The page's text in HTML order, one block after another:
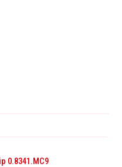
0.8341.MC9